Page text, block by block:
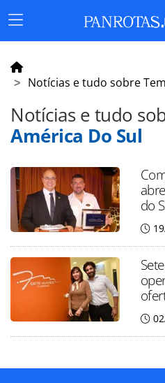
Menu
Principal
Notícias e tudo sobre
Notícias e tudo
América Do Sul
do